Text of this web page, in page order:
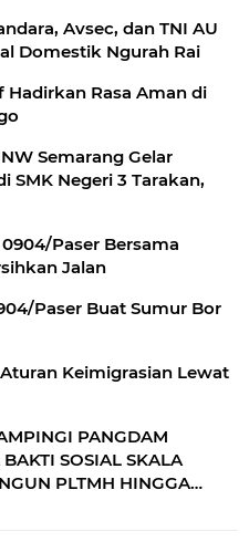
Avsec, dan TNI AU
Domestik Ngurah Rai
Hadirkan Rasa Aman di
Semarang Gelar
SMK Negeri 3 Tarakan,
Paser Bersama
Jalan
Paser Buat Sumur Bor
Keimigrasian Lewat
PANGDAM
SOSIAL SKALA
PLTMH HINGGA